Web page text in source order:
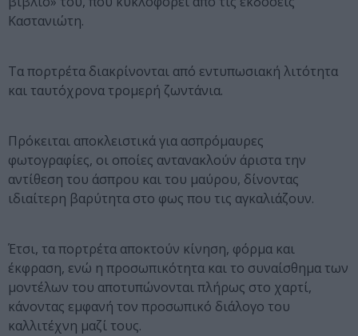
Καστανιώτη.
Τα πορτρέτα διακρίνονται από εντυπωσιακή λιτότητα
και ταυτόχρονα τρομερή ζωντάνια.
Πρόκειται αποκλειστικά για ασπρόμαυρες
φωτογραφίες, οι οποίες αντανακλούν άριστα την
αντίθεση του άσπρου και του μαύρου, δίνοντας
ιδιαίτερη βαρύτητα στο φως που τις αγκαλιάζουν.
Έτσι, τα πορτρέτα αποκτούν κίνηση, φόρμα και
έκφραση, ενώ η προσωπικότητα και το συναίσθημα των
μοντέλων του αποτυπώνονται πλήρως στο χαρτί,
κάνοντας εμφανή τον προσωπικό διάλογο του
καλλιτέχνη μαζί τους.